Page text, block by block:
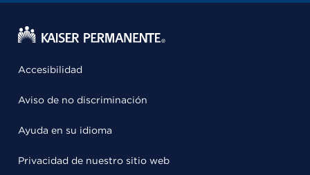
Accesibilidad
Aviso de no discriminación
Ayuda en su idioma
Privacidad de nuestro sitio web